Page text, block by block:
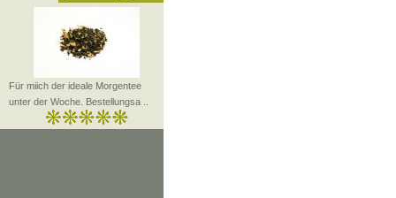
Für miich der ideale Morgentee
unter der Woche. Bestellungsa ..